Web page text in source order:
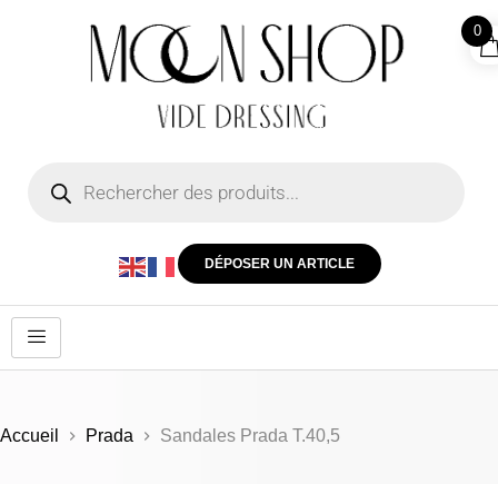
DÉPOSER UN ARTICLE
Accueil Prada Sandales Prada T.40,5
0